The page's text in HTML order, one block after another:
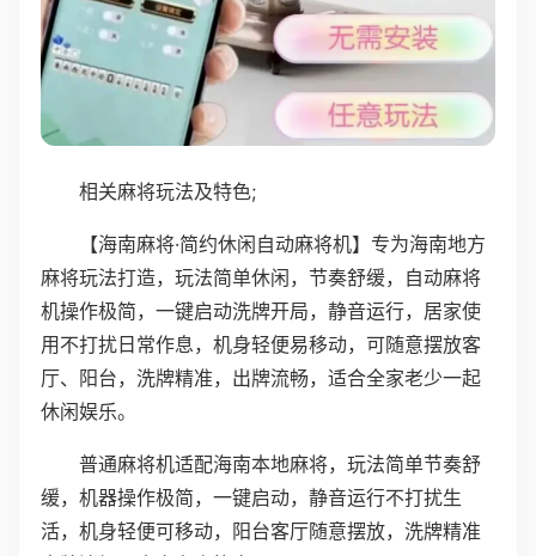
相关麻将玩法及特色;
【海南麻将·简约休闲自动麻将机】专为海南地方
麻将玩法打造，玩法简单休闲，节奏舒缓，自动麻将
机操作极简，一键启动洗牌开局，静音运行，居家使
用不打扰日常作息，机身轻便易移动，可随意摆放客
厅、阳台，洗牌精准，出牌流畅，适合全家老少一起
休闲娱乐。
普通麻将机适配海南本地麻将，玩法简单节奏舒
缓，机器操作极简，一键启动，静音运行不打扰生
活，机身轻便可移动，阳台客厅随意摆放，洗牌精准